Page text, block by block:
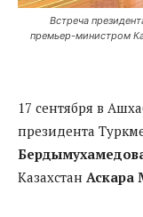
Встреча
премьер-министром
17 сентября в
президента
Казахстан Аскара